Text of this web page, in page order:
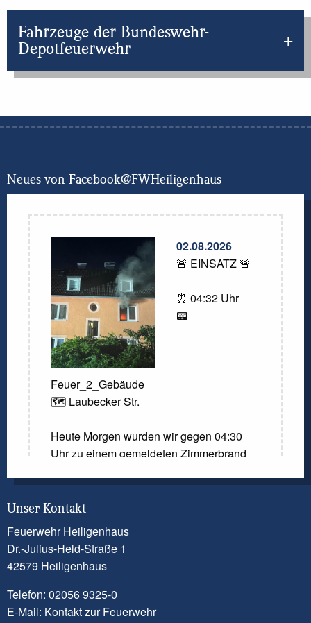
Fahrzeuge der Bundeswehr-
Depotfeuerwehr
Neues von Facebook@FWHeiligenhaus
02.08.2026
🚨 EINSATZ 🚨
⏰ 04:32 Uhr
📟
Feuer_2_Gebäude
🗺️ Laubecker Str.
Heute Morgen wurden wir gegen 04:30
Uhr zu einem gemeldeten Zimmerbrand
Kreisleitstelle sollte ein Zimmer in
Vollbrand stehen. Beim Eintreffen der
nicht bestätigt werden. Dennoch kam es
zu einem Brandereignis in einem Zimmer.
Ein Trupp unter Atemschutz ging mit
einem Löschrohr vor und konnte das
Unser Kontakt
Feuerwehr Heiligenhaus
Dr.-Julius-Held-Straße 1
42579 Heiligenhaus
Telefon: 02056 9325-0
E-Mail: Kontakt zur Feuerwehr